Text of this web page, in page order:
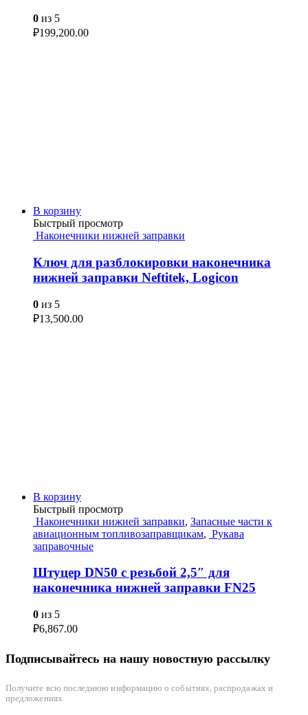
0 из 5
₽199,200.00
В корзину
Быстрый просмотр
Наконечники нижней заправки
Ключ для разблокировки наконечника
нижней заправки Neftitek, Logicon
0 из 5
₽13,500.00
В корзину
Быстрый просмотр
Наконечники нижней заправки, Запасные части к
авиационным топливозаправщикам, Рукава
заправочные
Штуцер DN50 с резьбой 2,5″ для
наконечника нижней заправки FN25
0 из 5
₽6,867.00
Подписывайтесь на нашу новостную рассылку
Получите всю последнюю информацию о событиях, распродажах и
предложениях.